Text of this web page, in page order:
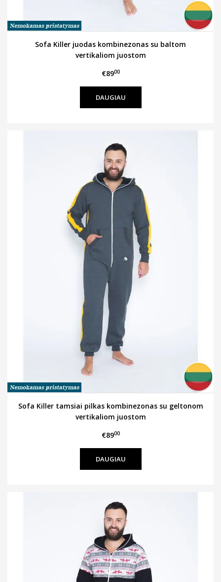
Sofa Killer juodas kombinezonas su baltom
vertikaliom juostom
€8900
DAUGIAU
Sofa Killer tamsiai pilkas kombinezonas su geltonom
vertikaliom juostom
€8900
DAUGIAU